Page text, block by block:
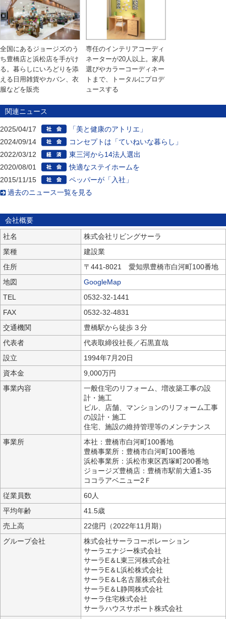
全国にあるジョージズのう
ち豊橋店と浜松店を手がけ
る。暮らしにいろどりを添
える日用雑貨やカバン、衣
服などを販売
専任のインテリアコーディ
ネーターが20人以上。家具
選びやカラーコーディネー
トまで、トータルにプロデ
ュースする
関連ニュース
2025/04/17
「美と健康のアトリエ」
2024/09/14
コンセプトは「ていねいな暮らし」
2022/03/12
東三河から14法人選出
2020/08/01
快適なステイホームを
2015/11/15
ペッパーが「入社」
過去のニュース一覧を見る
会社概要
社名
株式会社リビングサーラ
業種
建設業
住所
〒441-8021 愛知県豊橋市白河町100番地
地図
GoogleMap
TEL
0532-32-1441
FAX
0532-32-4831
交通機関
豊橋駅から徒歩３分
代表者
代表取締役社長／石黒直哉
設立
1994年7月20日
資本金
9,000万円
事業内容
一般住宅のリフォーム、増改築工事の設
計・施工
ビル、店舗、マンションのリフォーム工事
の設計・施工
住宅、施設の維持管理等のメンテナンス
事業所
本社：豊橋市白河町100番地
豊橋事業所：豊橋市白河町100番地
浜松事業所：浜松市東区西塚町200番地
ジョージズ豊橋店：豊橋市駅前大通1-35
ココラアベニュー2Ｆ
従業員数
60人
平均年齢
41.5歳
売上高
22億円（2022年11月期）
グループ会社
株式会社サーラコーポレーション
サーラエナジー株式会社
サーラE＆L東三河株式会社
サーラE＆L浜松株式会社
サーラE＆L名古屋株式会社
サーラE＆L静岡株式会社
サーラ住宅株式会社
サーラハウスサポート株式会社